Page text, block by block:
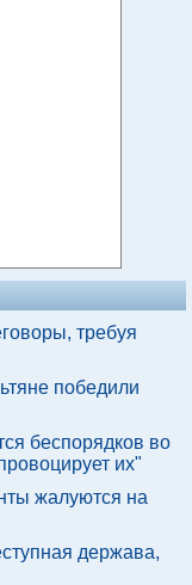
требуя
победили
беспорядков во
их"
жалуются на
держава,